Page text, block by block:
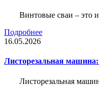
Винтовые сваи – это
Подробнее
16.05.2026
Листорезальная
Листорезальная